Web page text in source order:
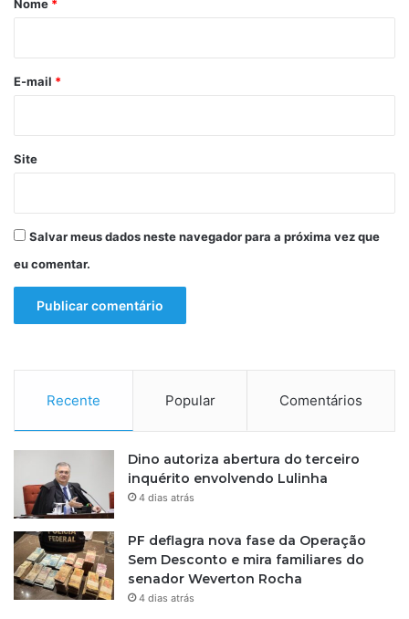
3
n
o
s
r
e
s
p
o
e
r
o
g
a
ç
ã
*
Nome *
E-mail *
Site
Salvar meus dados neste navegador para a próxima vez que
eu comentar.
Recente Popular Comentários
Dino autoriza abertura do terceiro
inquérito envolvendo Lulinha
4 dias atrás
PF deflagra nova fase da Operação
Sem Desconto e mira familiares do
senador Weverton Rocha
4 dias atrás